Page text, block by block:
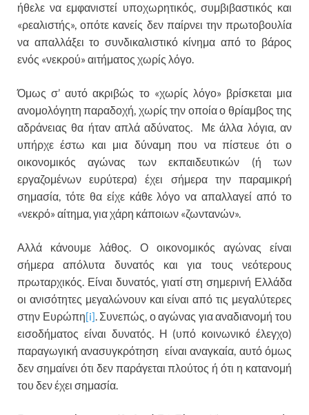
ήθελε να εμφανιστεί υποχωρητικός, συμβιβαστικός και
«ρεαλιστής», οπότε κανείς δεν παίρνει την πρωτοβουλία
να απαλλάξει το συνδικαλιστικό κίνημα από το βάρος
ενός «νεκρού» αιτήματος χωρίς λόγο.
Όμως σ’ αυτό ακριβώς το «χωρίς λόγο» βρίσκεται μια
ανομολόγητη παραδοχή, χωρίς την οποία ο θρίαμβος της
αδράνειας θα ήταν απλά αδύνατος. Με άλλα λόγια, αν
υπήρχε έστω και μια δύναμη που να πίστευε ότι ο
οικονομικός αγώνας των εκπαιδευτικών (ή των
εργαζομένων ευρύτερα) έχει σήμερα την παραμικρή
σημασία, τότε θα είχε κάθε λόγο να απαλλαγεί από το
«νεκρό» αίτημα, για χάρη κάποιων «ζωντανών».
Αλλά κάνουμε λάθος. Ο οικονομικός αγώνας είναι
σήμερα απόλυτα δυνατός και για τους νεότερους
πρωταρχικός. Είναι δυνατός, γιατί στη σημερινή Ελλάδα
οι ανισότητες μεγαλώνουν και είναι από τις μεγαλύτερες
στην Ευρώπη[i]. Συνεπώς, ο αγώνας για αναδιανομή του
εισοδήματος είναι δυνατός. Η (υπό κοινωνικό έλεγχο)
παραγωγική ανασυγκρότηση είναι αναγκαία, αυτό όμως
δεν σημαίνει ότι δεν παράγεται πλούτος ή ότι η κατανομή
του δεν έχει σημασία.